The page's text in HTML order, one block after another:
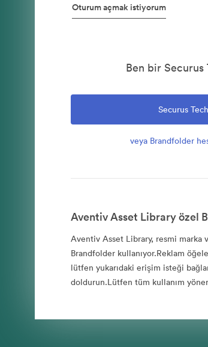
Oturum açmak istiyorum
Ben bir
Securus
veya Brandfolder
Aventiv Asset Library özel
Aventiv Asset Library, resmi marka
Brandfolder kullanıyor.Reklam
lütfen yukarıdaki erişim isteği
doldurun.Lütfen tüm kullanım